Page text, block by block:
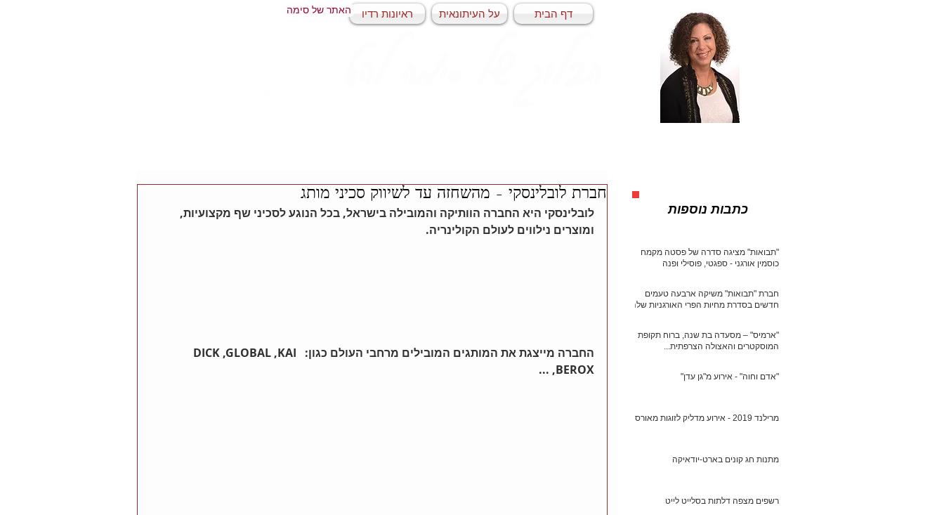
ראיונות רדיו על העיתונאית דף הבית האתר של סימה
חברת לובלינסקי – מהשחזה עד לשיווק סכיני מותג
לובלינסקי היא החברה הוותיקה והמובילה בישראל, בכל הנוגע לסכיני שף מקצועיות,
ומוצרים נילווים לעולם הקולינריה.
החברה מייצגת את המותגים המובילים מרחבי העולם כגון:  DICK ,GLOBAL ,KAI
,BEROX ...
כתבות נוספות
"תבואות" מציגה סדרה של פסטה מקמח
כוסמין אורגני - ספגטי, פוסילי ופנה
חברת "תבואות" משיקה ארבעה טעמים
חדשים בסדרת מחיות הפרי האורגניות שלה
"ארמיס" – מסעדה בת שנה, ברוח תקופת
המוסקטרים והאצולה הצרפתית...
"אדם וחוה" - אירוע מ"גן עדן"
מרילנד 2019 - אירוע מדליק לזוגות מאורסים
מתנות חג קונים בארט-יודאיקה
רשפים מצפה דלתות בסלייט לייט